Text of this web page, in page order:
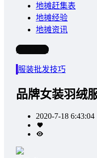
地摊赶集表
地摊经验
地摊资讯
写文章
服装批发技巧
品牌女装羽绒
2020-7-18 6:43:04